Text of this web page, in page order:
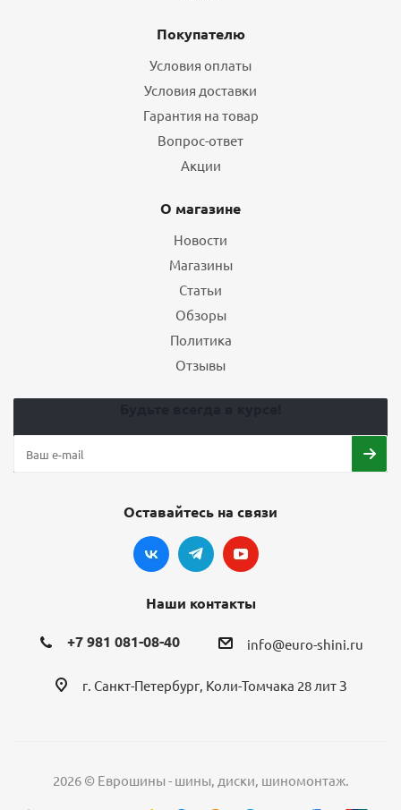
Покупателю
Условия оплаты
Условия доставки
Гарантия на товар
Вопрос-ответ
Акции
О магазине
Новости
Магазины
Статьи
Обзоры
Политика
Отзывы
Оставайтесь на связи
Наши контакты
+7 981 081-08-40 info@euro-shini.ru
г. Санкт-Петербург, Коли-Томчака 28 лит З
2026 © Еврошины - шины, диски, шиномонтаж.